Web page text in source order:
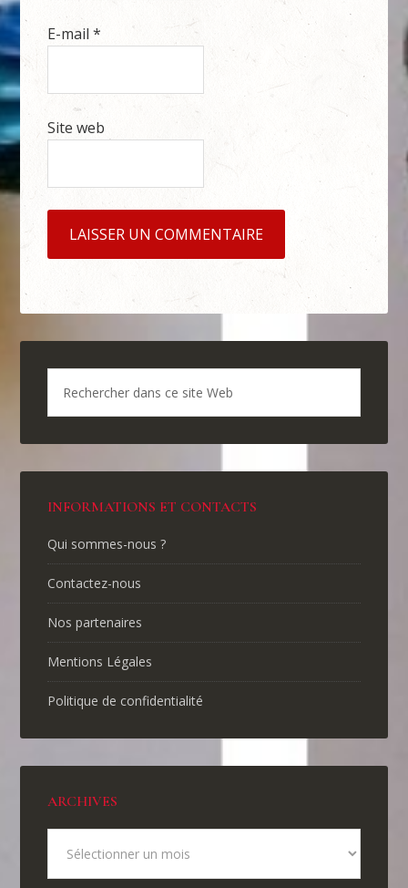
E-mail*
Site web
INFORMATIONS ET CONTACTS
Qui sommes-nous ?
Contactez-nous
Nos partenaires
Mentions Légales
Politique de confidentialité
ARCHIVES